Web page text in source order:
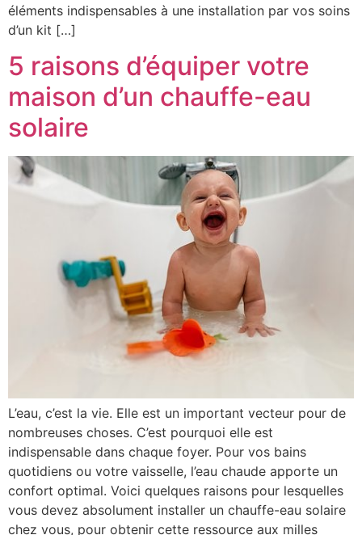
éléments indispensables à une installation par vos soins
d’un kit […]
5 raisons d’équiper votre
maison d’un chauffe-eau
solaire
L’eau, c’est la vie. Elle est un important vecteur pour de
nombreuses choses. C’est pourquoi elle est
indispensable dans chaque foyer. Pour vos bains
quotidiens ou votre vaisselle, l’eau chaude apporte un
confort optimal. Voici quelques raisons pour lesquelles
vous devez absolument installer un chauffe-eau solaire
chez vous, pour obtenir cette ressource aux milles